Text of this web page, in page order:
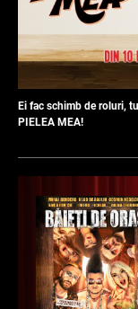
Ei fac schimb de roluri,
PIELEA MEA!